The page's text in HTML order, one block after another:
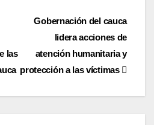
Gobernación del cauca
lidera acciones de
atención humanitaria y
protección a las víctimas
las